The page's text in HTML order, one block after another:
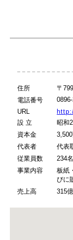
住所
〒
電話番号
URL
設 立
昭和
資本金
代表者
代表
従業員数
234名
事業内容
板紙
びに
売上高
315